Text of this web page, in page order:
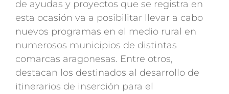
de ayudas y proyectos que se registra en
esta ocasión va a posibilitar llevar a cabo
nuevos programas en el medio rural en
numerosos municipios de distintas
comarcas aragonesas. Entre otros,
destacan los destinados al desarrollo de
itinerarios de inserción para el